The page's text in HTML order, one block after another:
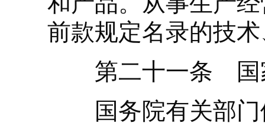
前款规定名录的技
第二十一条 国家
国务院有关部门